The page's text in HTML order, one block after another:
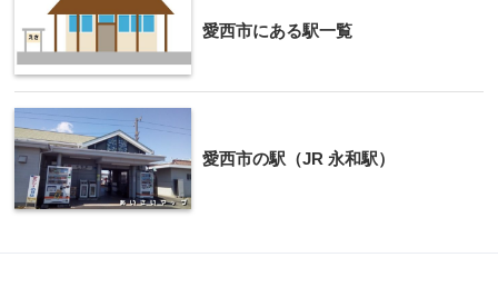
愛西市にある駅一覧
愛西市の駅（JR 永和駅）